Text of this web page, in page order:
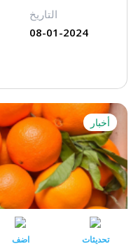
التاريخ
08-01-2024
أخبار
اضف تحديثات